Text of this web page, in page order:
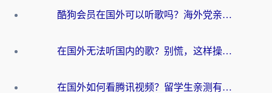
酷狗会员在国外可以听歌吗？海外党亲测有效：3步解决音乐权限难题
在国外无法听国内的歌？别慌，这样操作就能畅听QQ音乐（附亲测加速器推荐）
在国外如何看腾讯视频？留学生亲测有效的回国加速方案